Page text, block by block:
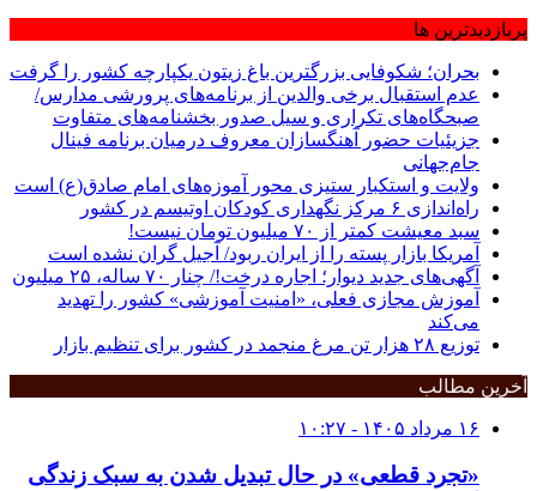
پربازدیدترین ها
بحران؛ شکوفایی بزرگترین باغ زیتون یکپارچه کشور را گرفت
عدم استقبال برخی والدین از برنامه‌های پرورشی مدارس/
صبحگاه‌های تکراری و سیل صدور بخشنامه‌های متفاوت
جزیئیات حضور آهنگسازان معروف درمیان برنامه فینال
جام‌جهانی
ولایت و استکبار ستیزی محور آموزه‌های امام صادق(ع) است
راه‌اندازی ۶ مرکز نگهداری کودکان اوتیسم در کشور
سبد معیشت کمتر از ۷۰ میلیون تومان نیست!
آمریکا بازار پسته را از ایران ربود/ آجیل گران نشده است
آگهی‌های جدید دیوار؛ اجاره درخت!/ چنار ٧٠ ساله، ٢۵ میلیون
آموزش مجازی فعلی، «امنیت آموزشی» کشور را تهدید
می‌کند
توزیع ۲۸ هزار تن مرغ منجمد در کشور برای تنظیم بازار
آخرین مطالب
۱۶ مرداد ۱۴۰۵ - ۱۰:۲۷
«تجرد قطعی» در حال تبدیل شدن به سبک زندگی